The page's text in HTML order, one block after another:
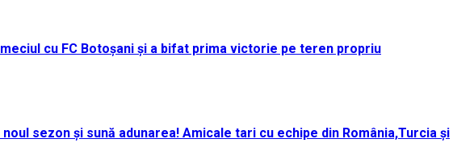
cu FC Botoșani și a bifat prima victorie pe teren propriu
sezon și sună adunarea! Amicale tari cu echipe din România,Turcia și